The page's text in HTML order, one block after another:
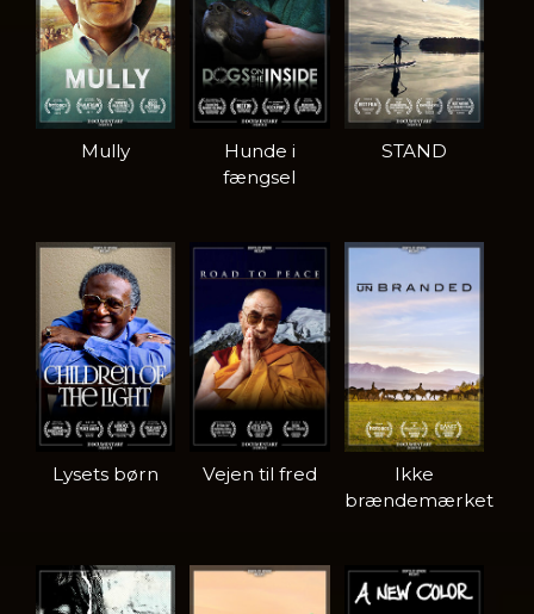
Mully
Hunde i
fængsel
STAND
Lysets børn Vejen til fred
Ikke
brændemærket